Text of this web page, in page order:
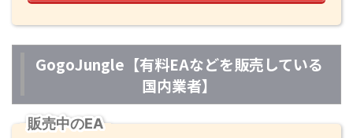
GogoJungle【有料EAなどを販売している
国内業者】
販売中のEA